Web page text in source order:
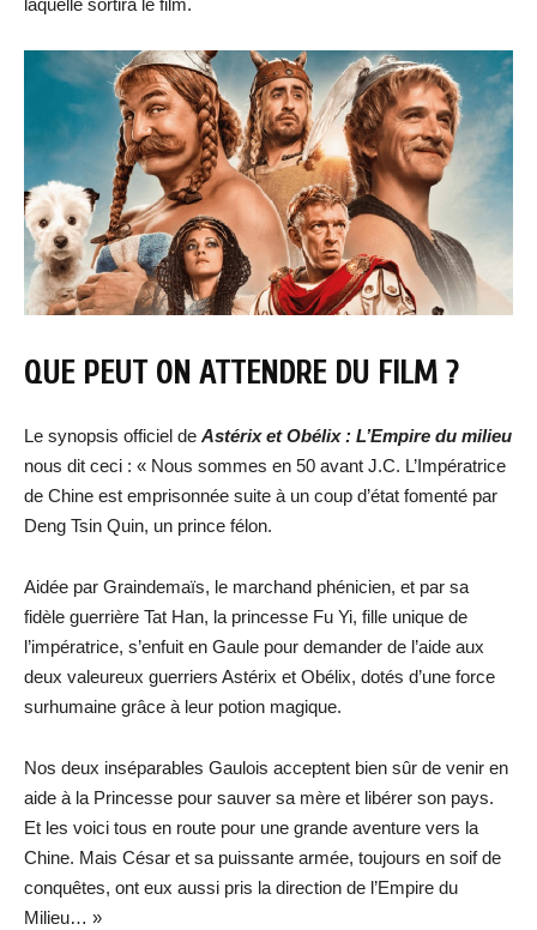
laquelle sortira le film.
QUE PEUT ON ATTENDRE DU FILM ?
Le synopsis officiel de Astérix et Obélix : L’Empire du milieu
nous dit ceci : « Nous sommes en 50 avant J.C. L’Impératrice
de Chine est emprisonnée suite à un coup d’état fomenté par
Deng Tsin Quin, un prince félon.
Aidée par Graindemaïs, le marchand phénicien, et par sa
fidèle guerrière Tat Han, la princesse Fu Yi, fille unique de
l’impératrice, s’enfuit en Gaule pour demander de l’aide aux
deux valeureux guerriers Astérix et Obélix, dotés d’une force
surhumaine grâce à leur potion magique.
Nos deux inséparables Gaulois acceptent bien sûr de venir en
aide à la Princesse pour sauver sa mère et libérer son pays.
Et les voici tous en route pour une grande aventure vers la
Chine. Mais César et sa puissante armée, toujours en soif de
conquêtes, ont eux aussi pris la direction de l’Empire du
Milieu… »